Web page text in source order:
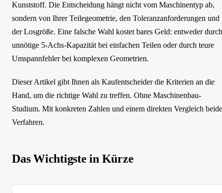
Kunststoff. Die Entscheidung hängt nicht vom Maschinentyp ab,
sondern von Ihrer Teilegeometrie, den Toleranzanforderungen und
der Losgröße. Eine falsche Wahl kostet bares Geld: entweder durch
unnötige 5-Achs-Kapazität bei einfachen Teilen oder durch teure
Umspannfehler bei komplexen Geometrien.
Dieser Artikel gibt Ihnen als Kaufentscheider die Kriterien an die
Hand, um die richtige Wahl zu treffen. Ohne Maschinenbau-
Studium. Mit konkreten Zahlen und einem direkten Vergleich
Verfahren.
Das Wichtigste in Kürze